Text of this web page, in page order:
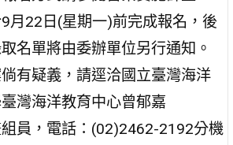
月22日(星期一)前完成報名，後
名單將由委辦單位另行通知。
有疑義，請逕洽國立臺灣海洋
灣海洋教育中心曾郁嘉
員，電話：(02)2462-2192分機